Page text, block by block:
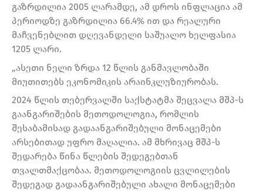
გაზრდილია 2005 ლარამდე, ამ დროს ინფლაცია ამ
პერიოდზე გაზრდილია 66.4% ით და რეალური
მაჩვენებლით დღევანდელი საშუალო ხელფასია
1205 ლარი.
„ასეთი ნელი ზრდა 12 წლის განმავლობაში
მიუთითებს ეკონომიკის არაინკლუზიურობას.
2024 წლის თებერვალში საქსტატმა შეცვალა მშპ-ს
გაანგარიშების მეთოდოლოგია, რომლის
შესაბამისად გადაანგარიშებული მონაცემები
არსებითად უფრო მაღალია. ამ მხრივაც მშპ-ს
შედარება წინა წლების შედეგებთან
თვალთმაქცობაა. მეთოდოლოგიის ცვლილების
შედეგად გადაანგარიშებული ახალი მონაცემები